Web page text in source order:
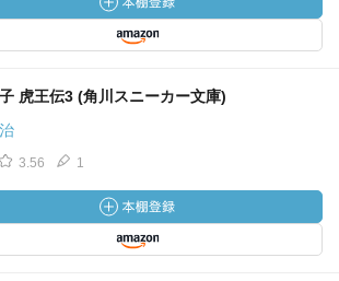
虎王伝3 (角川スニーカー文庫)
3.56 1